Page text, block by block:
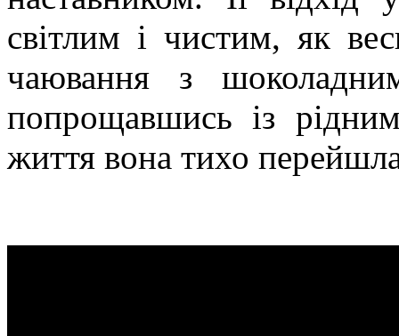
світлим і чистим, як
чаювання з
попрощавшись із
життя вона тихо